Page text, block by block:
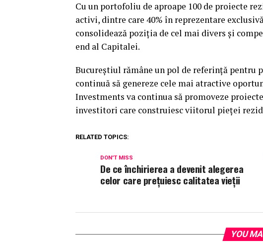
Cu un portofoliu de aproape 100 de proiecte
activi, dintre care 40% în reprezentare
consolidează poziția de cel mai divers și
end al Capitalei.
Bucureștiul rămâne un pol de referință pentru
continuă să genereze cele mai atractive
Investments va continua să promoveze
investitori care construiesc viitorul pieței
RELATED TOPICS:
DON'T MISS
De ce închirierea a devenit alegerea
celor care prețuiesc calitatea vieții
YOU